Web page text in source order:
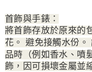
首飾與手錶：
將首飾存放於原來的
花。 避免接觸水份。
品時（例如香水、噴
飾，因可損壞金屬並